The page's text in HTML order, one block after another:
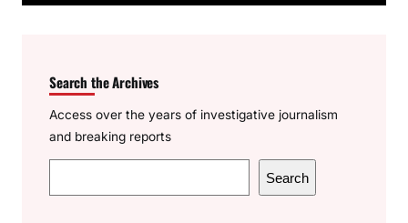
Search the Archives
Access over the years of investigative journalism
and breaking reports
e
Search